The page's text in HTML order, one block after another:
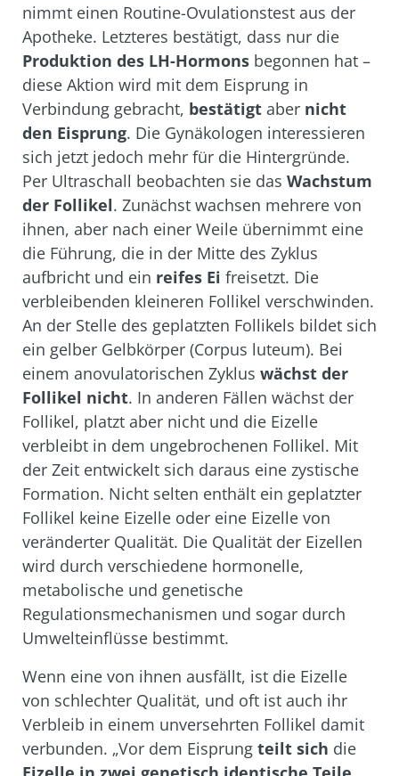
nimmt einen Routine-Ovulationstest aus der
Apotheke. Letzteres bestätigt, dass nur die
Produktion des LH-Hormons begonnen hat –
diese Aktion wird mit dem Eisprung in
Verbindung gebracht, bestätigt aber nicht
den Eisprung. Die Gynäkologen interessieren
sich jetzt jedoch mehr für die Hintergründe.
Per Ultraschall beobachten sie das Wachstum
der Follikel. Zunächst wachsen mehrere von
ihnen, aber nach einer Weile übernimmt eine
die Führung, die in der Mitte des Zyklus
aufbricht und ein reifes Ei freisetzt. Die
verbleibenden kleineren Follikel verschwinden.
An der Stelle des geplatzten Follikels bildet sich
ein gelber Gelbkörper (Corpus luteum). Bei
einem anovulatorischen Zyklus wächst der
Follikel nicht. In anderen Fällen wächst der
Follikel, platzt aber nicht und die Eizelle
verbleibt in dem ungebrochenen Follikel. Mit
der Zeit entwickelt sich daraus eine zystische
Formation. Nicht selten enthält ein geplatzter
Follikel keine Eizelle oder eine Eizelle von
veränderter Qualität. Die Qualität der Eizellen
wird durch verschiedene hormonelle,
metabolische und genetische
Regulationsmechanismen und sogar durch
Umwelteinflüsse bestimmt.
Wenn eine von ihnen ausfällt, ist die Eizelle
von schlechter Qualität, und oft ist auch ihr
Verbleib in einem unversehrten Follikel damit
verbunden. „Vor dem Eisprung teilt sich die